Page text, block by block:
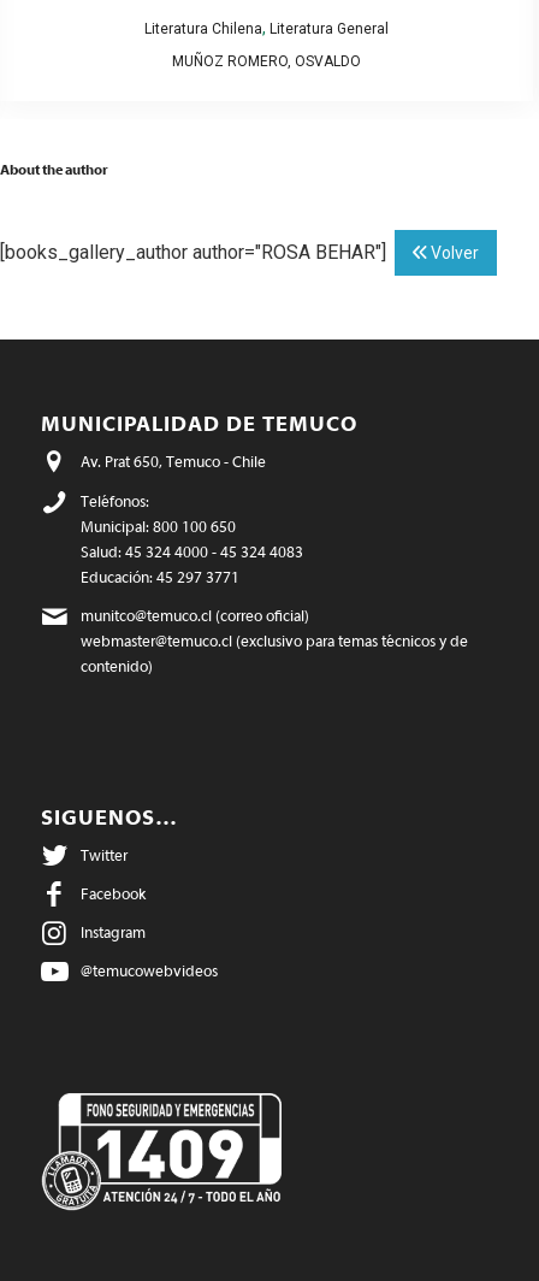
Literatura Chilena, Literatura General
MUÑOZ ROMERO, OSVALDO
About the author
[books_gallery_author author="ROSA BEHAR"] Volver
MUNICIPALIDAD DE TEMUCO
Av. Prat 650, Temuco - Chile
Teléfonos:
Municipal: 800 100 650
Salud: 45 324 4000 - 45 324 4083
Educación: 45 297 3771
munitco@temuco.cl(correo oficial)
webmaster@temuco.cl(exclusivo para temas técnicos y de
contenido)
SIGUENOS…
Twitter
Facebook
Instagram
@temucowebvideos